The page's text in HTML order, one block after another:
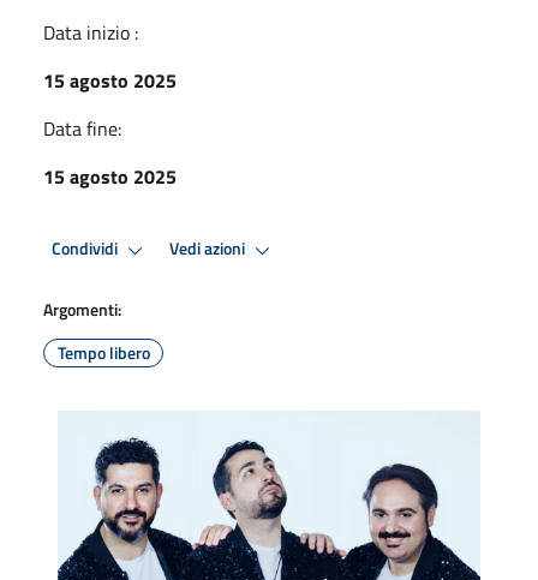
Data inizio :
15 agosto 2025
Data fine:
15 agosto 2025
Condividi Vedi azioni
Argomenti:
Tempo libero